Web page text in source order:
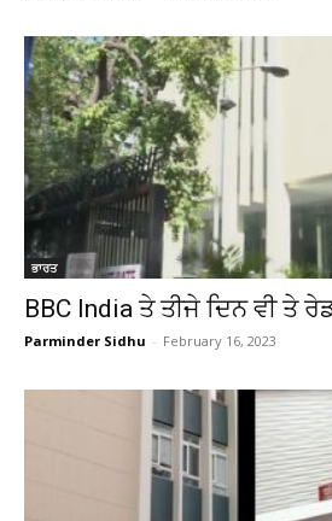
ਭਾਰਤ
BBC India ਤੇ ਤੀਜੇ ਦਿਨ ਵੀ ਤੇ
Parminder Sidhu - February 16, 2023